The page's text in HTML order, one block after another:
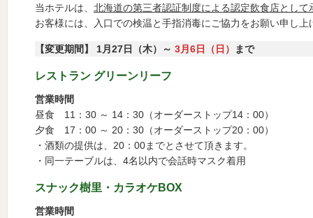
当ホテルは、 北海道の第三者認証制度による認定飲食店として
お客様には、入口での検温と手指消毒にご協力をお願い申し上
【変更期間】 1月27日（木）～ 3月6日（日） まで
レストラン グリーンリーフ
営業時間
昼食 11：30 ～ 14：30（オーダーストップ14：00）
夕食 17：00 ～ 20：30（オーダーストップ20：00）
・酒類の提供は、20：00までとさせて頂きます。
・同一テーブルは、4名以内で会話時マスク着用
スナック樹里・カラオケBOX
営業時間